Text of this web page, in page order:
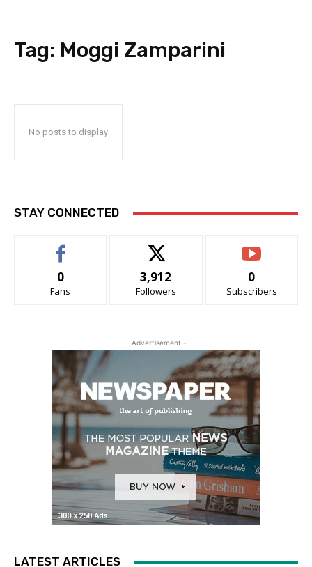
Tag: Moggi Zamparini
No posts to display
STAY CONNECTED
0
Fans
3,912
Followers
0
Subscribers
- Advertisement -
LATEST ARTICLES